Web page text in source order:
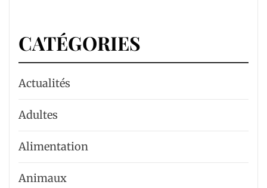
CATÉGORIES
Actualités
Adultes
Alimentation
Animaux